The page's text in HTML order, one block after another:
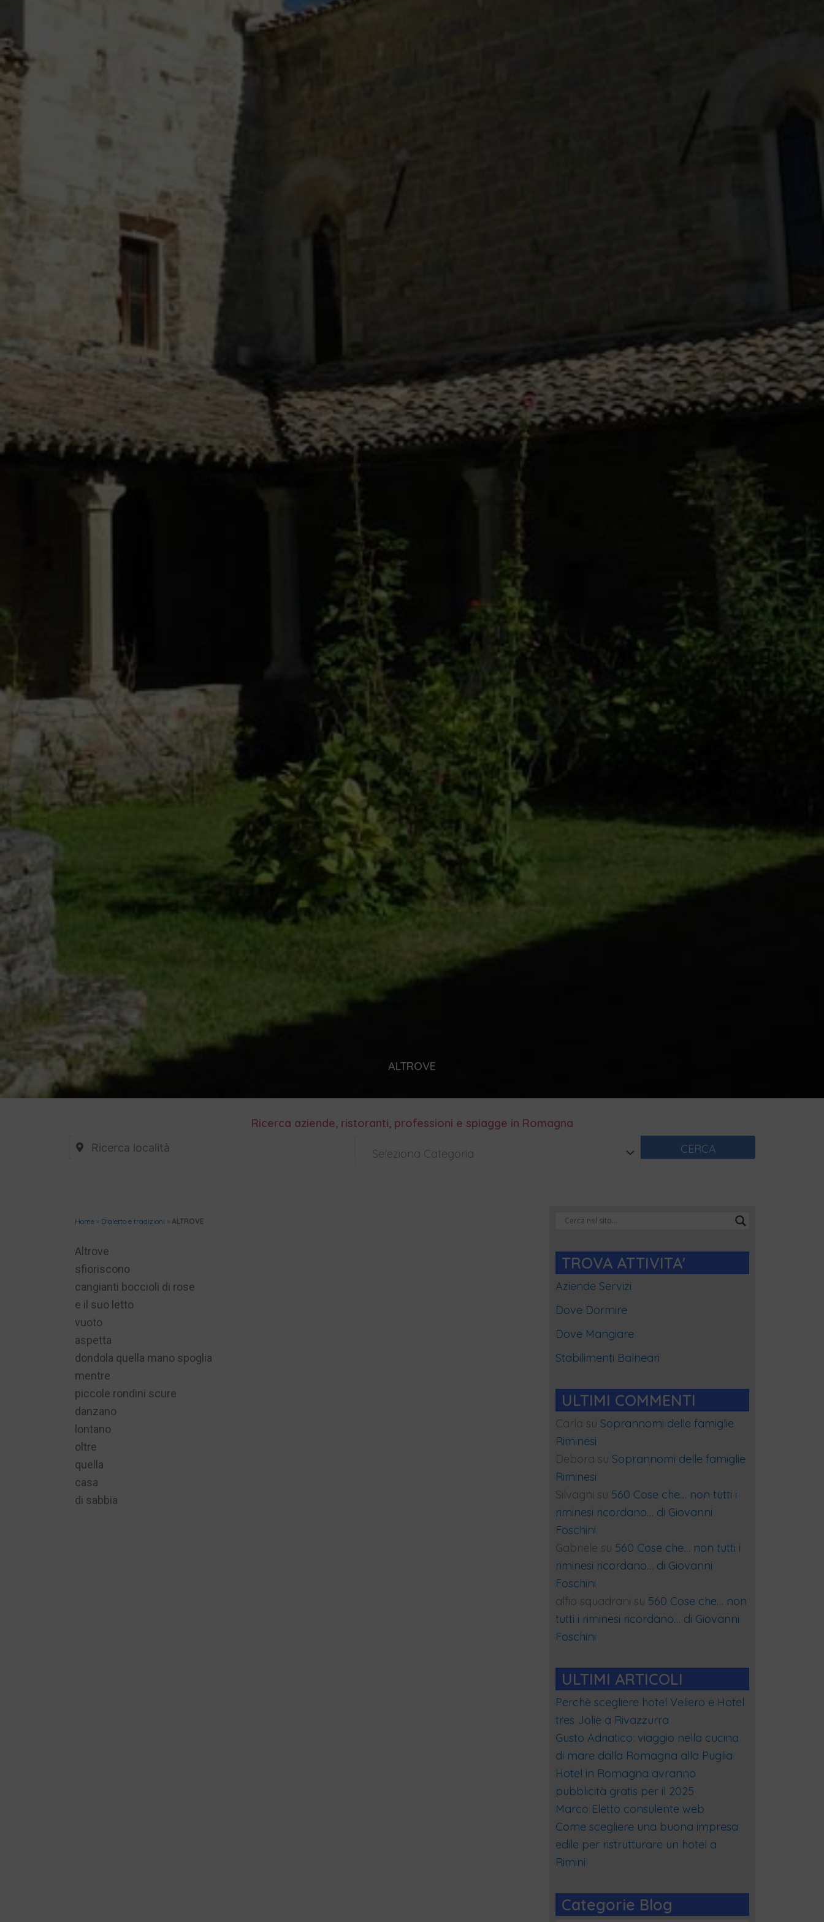
ALTROVE
Ricerca aziende, ristoranti, professioni e spiagge in Romagna
Seleziona Categoria CERCA
Home » Dialetto e tradizioni » ALTROVE
Altrove
sfioriscono
cangianti boccioli di rose
e il suo letto
vuoto
aspetta
dondola quella mano spoglia
mentre
piccole rondini scure
danzano
lontano
oltre
quella
casa
di sabbia
TROVA ATTIVITA'
Aziende Servizi
Dove Dormire
Dove Mangiare
Stabilimenti Balneari
ULTIMI COMMENTI
Carla su Soprannomi delle famiglie
Riminesi
Debora su Soprannomi delle famiglie
Riminesi
Silvagni su 560 Cose che… non tutti i
riminesi ricordano… di Giovanni
Foschini
Gabriele su 560 Cose che… non tutti i
riminesi ricordano… di Giovanni
Foschini
alfio squadrani su 560 Cose che… non
tutti i riminesi ricordano… di Giovanni
Foschini
ULTIMI ARTICOLI
Perchè scegliere hotel Veliero e Hotel
tres Jolie a Rivazzurra
Gusto Adriatico: viaggio nella cucina
di mare dalla Romagna alla Puglia
Hotel in Romagna avranno
pubblicità gratis per il 2025
Marco Eletto consulente web
Come scegliere una buona impresa
edile per ristrutturare un hotel a
Rimini
Categorie Blog
Categorie